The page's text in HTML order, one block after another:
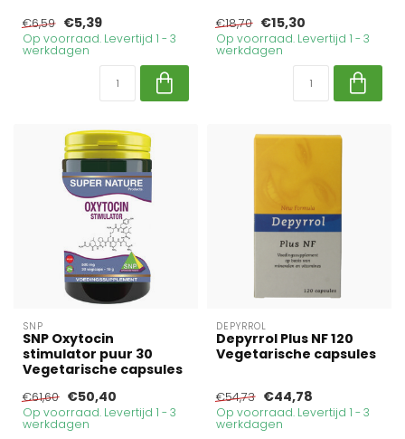
€6,59 €5,39
Op voorraad. Levertijd 1 - 3
werkdagen
€18,70 €15,30
Op voorraad. Levertijd 1 - 3
werkdagen
SNP
SNP Oxytocin
stimulator puur 30
Vegetarische capsules
€61,60 €50,40
Op voorraad. Levertijd 1 - 3
werkdagen
DEPYRROL
Depyrrol Plus NF 120
Vegetarische capsules
€54,73 €44,78
Op voorraad. Levertijd 1 - 3
werkdagen